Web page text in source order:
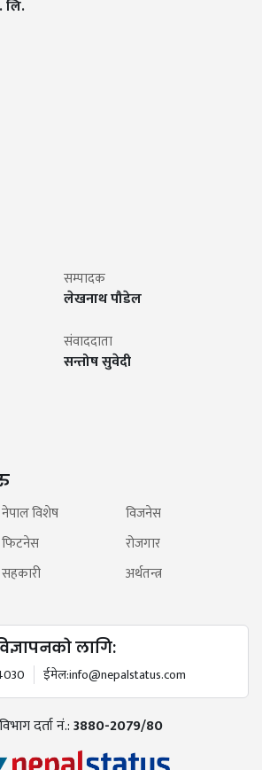
लि.
सम्पादक
लेखनाथ पौडेल
संवाददाता
सन्तोष सुवेदी
नेपाल विशेष
विजनेस
फिटनेस
रोजगार
सहकारी
अर्थतन्त्र
लागि:
ईमेल:info@nepalstatus.com
दर्ता नं.:3880-2079/80